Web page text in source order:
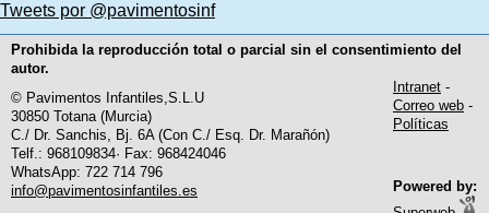
Tweets por @pavimentosinf
Prohibida la reproducción total o parcial sin el consentimiento del
autor.
© Pavimentos Infantiles,S.L.U
30850 Totana (Murcia)
C./ Dr. Sanchis, Bj. 6A (Con C./ Esq. Dr. Marañón)
Telf.: 968109834· Fax: 968424046
WhatsApp: 722 714 796
info@pavimentosinfantiles.es
Intranet -
Correo web -
Políticas
Powered by: